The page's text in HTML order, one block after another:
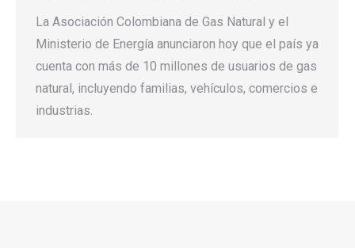
La Asociación Colombiana de Gas Natural y el
Ministerio de Energía anunciaron hoy que el país ya
cuenta con más de 10 millones de usuarios de gas
natural, incluyendo familias, vehículos, comercios e
industrias.